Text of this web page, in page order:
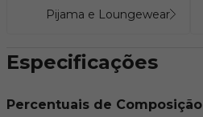
Pijama e Loungewear
Especificações
Percentuais de Composição